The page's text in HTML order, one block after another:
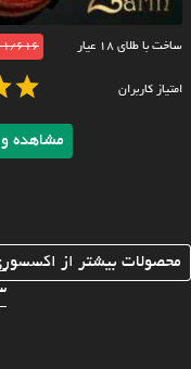
ساخت با طلای ۱۸ عیار 616
امتیاز کاربران
مشاهده
محصولات بیشتر از